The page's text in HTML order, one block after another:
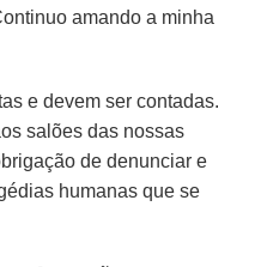
amando a minha
e devem ser contadas.
salões das nossas
de denunciar e
humanas que se